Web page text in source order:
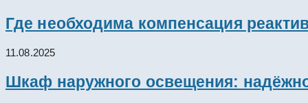
Где необходима компенсация
11.08.2025
Шкаф наружного освещения: